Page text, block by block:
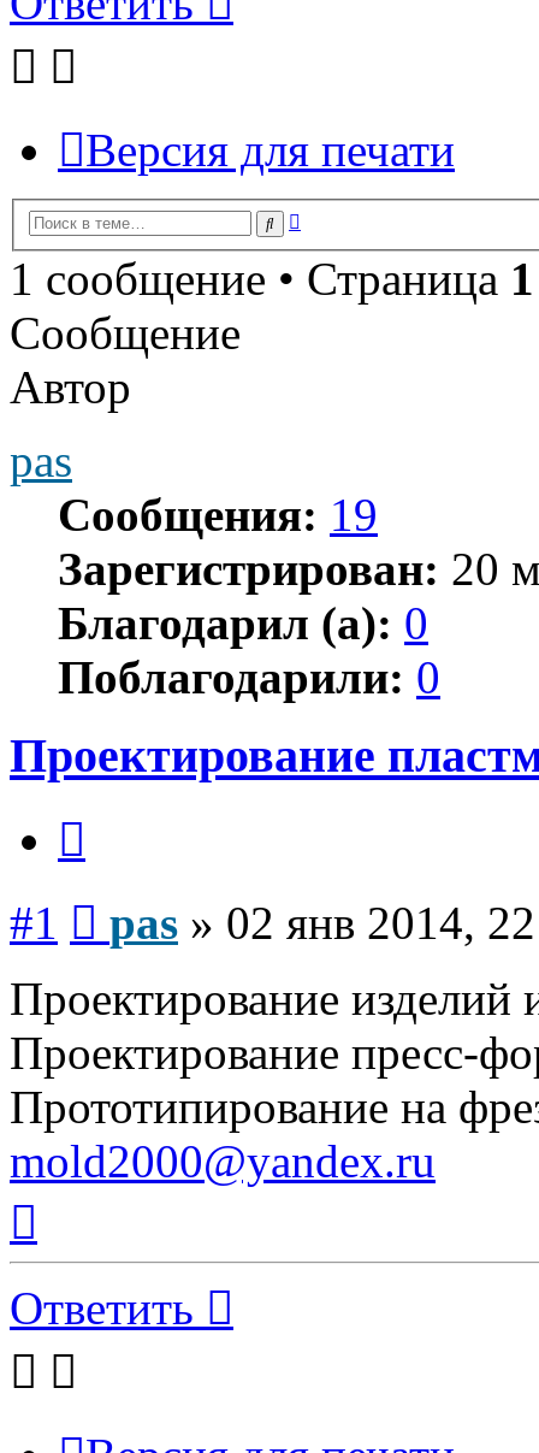
Версия для печати
Поиск
1 сообщение • Страница 1
Сообщение
Автор
pas
Сообщения: 19
Зарегистрирован: 20
Благодарил (а): 0
Поблагодарили: 0
Проектирование
#1 pas » 02 янв 2014,
Проектирование изделий
Проектирование пресс-
Прототипирование на
mold2000@yandex.ru
началу
Ответить